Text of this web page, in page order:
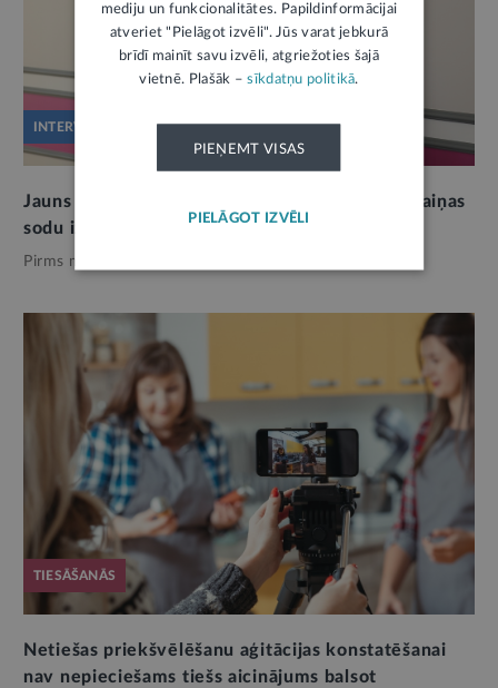
INTERVIJA
Jauns Kriminālsodu izpildes likums nesīs pārmaiņas
sodu izpildes filozofijā
Pirms mēneša,
TIESĀŠANĀS
Netiešas priekšvēlēšanu aģitācijas konstatēšanai
nav nepieciešams tiešs aicinājums balsot
mediju un funkcionalitātes. Papildinformācijai
atveriet "Pielāgot izvēli". Jūs varat jebkurā
brīdī mainīt savu izvēli, atgriežoties šajā
vietnē. Plašāk –sīkdatņu politikā.
PIEŅEMT VISAS
PIELĀGOT IZVĒLI